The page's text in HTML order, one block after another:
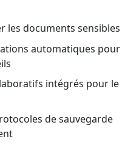
les documents sensibles
automatiques pour
intégrés pour le
de sauvegarde